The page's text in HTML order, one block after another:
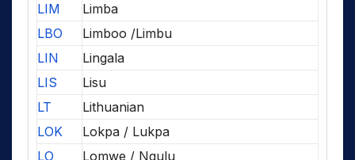
LIM
Limba
LBO
Limboo /Limbu
LIN
Lingala
LIS
Lisu
LT
Lithuanian
LOK
Lokpa / Lukpa
LO
Lomwe / Ngulu